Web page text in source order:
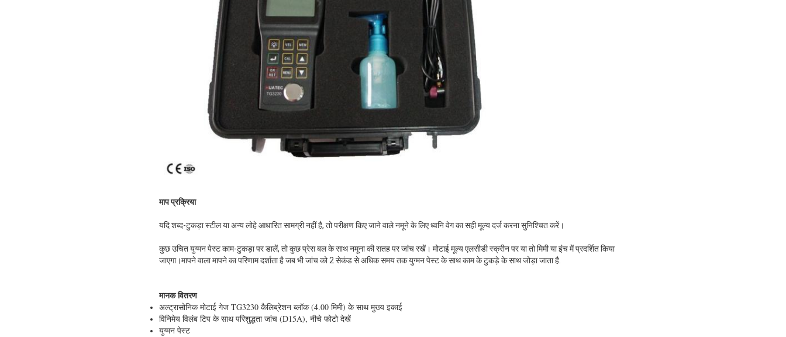
माप प्रक्रिया
यदि शब्द-टुकड़ा स्टील या अन्य लोहे आधारित सामग्री नहीं है, तो परीक्षण किए जाने वाले नमूने के लिए ध्वनि वेग का सही मूल्य दर्ज करना सुनिश्चित करें।
कुछ उचित युग्मन पेस्ट काम-टुकड़ा पर डालें, तो कुछ प्रेस बल के साथ नमूना की सतह पर जांच रखें। मोटाई मूल्य एलसीडी स्क्रीन पर या तो मिमी या इंच में प्रदर्शित किया
जाएगा।मापने वाला मापने का परिणाम दर्शाता है जब भी जांच को 2 सेकंड से अधिक समय तक युग्मन पेस्ट के साथ काम के टुकड़े के साथ जोड़ा जाता है.
मानक वितरण
अल्ट्रासोनिक मोटाई गेज TG3230 कैलिब्रेशन ब्लॉक (4.00 मिमी) के साथ मुख्य इकाई
विनिमेय विलंब टिप के साथ परिशुद्धता जांच (D15A), नीचे फोटो देखें
युग्मन पेस्ट